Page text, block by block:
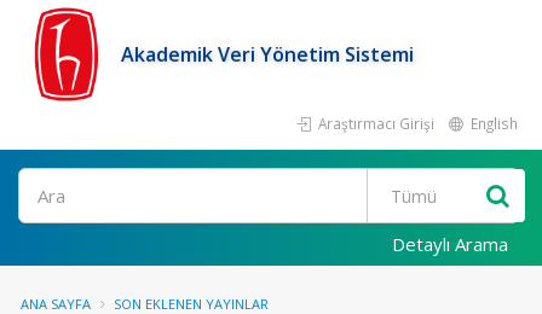
Akademik Veri Yönetim Sistemi
Araştırmacı Girişi English
Ara
Detaylı Arama
ANA SAYFA SON EKLENEN YAYINLAR